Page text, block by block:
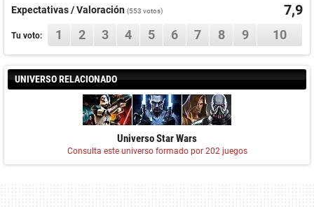
Expectativas / Valoración (553 votos) 7,9
Tu voto: 1 2 3 4 5 6 7 8 9 10
UNIVERSO RELACIONADO
Universo Star Wars
Consulta este universo formado por 202 juegos